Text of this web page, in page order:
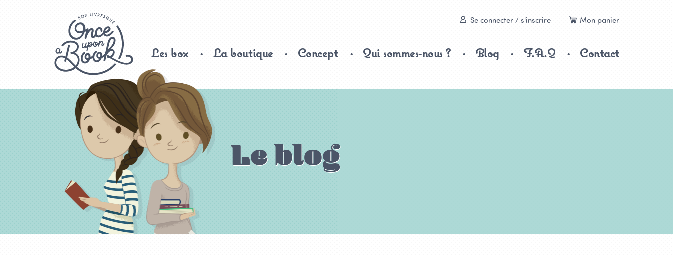
Se connecter / s'inscrire Mon panier
Les box La boutique Concept Qui sommes-nous ? Blog F.A.Q Contact
Once upon a book, box livresque
Le blog